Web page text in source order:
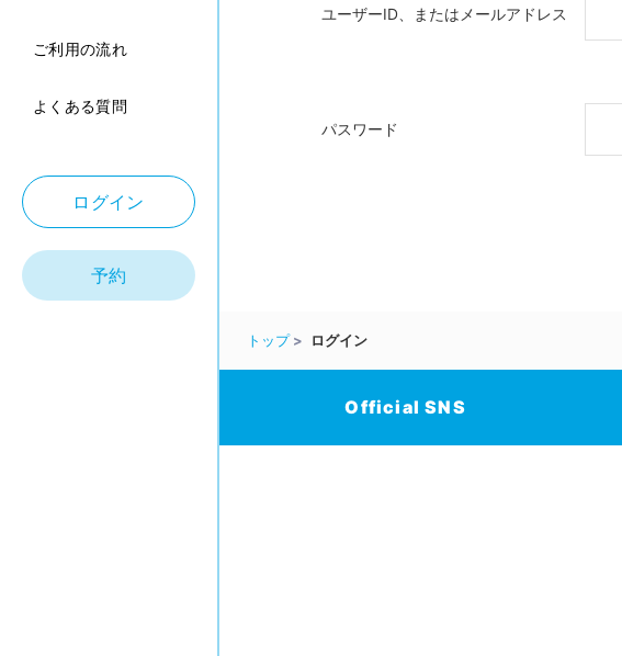
ご利用の流れ
よくある質問
ログイン
予約
ユーザーID、またはメールアドレス
パスワード
トップ ログイン
Official SNS